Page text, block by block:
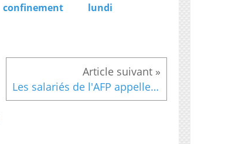
confinement
lundi
Les salariés de l'AFP appellent à une grève de 12 heures